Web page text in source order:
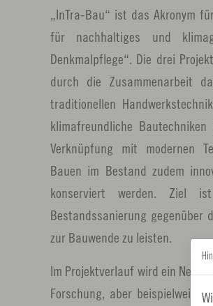
„InTra-Bau“ ist das Akronym
für nachhaltiges und
Denkmalpflege“. Die drei
durch die Zusammenarbeit
traditionellen
klimafreundliche
Verknüpfung mit modernen
Bauen im Bestand zudem
konserviert werden. Ziel
Bestandssanierung gegenüber
zur Bauwende zu leisten.
Im Projektverlauf wird ein
Forschung, aber beispielweise